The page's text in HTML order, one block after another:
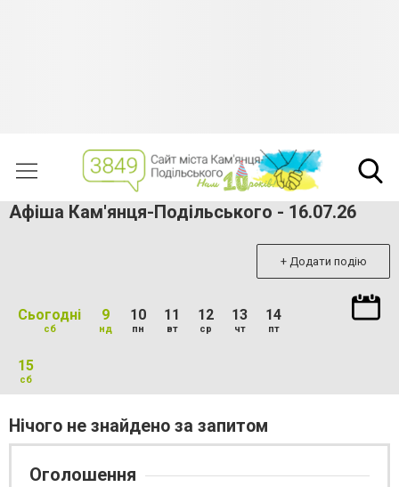
Афіша Кам'янця-Подільського - 16.07.26
+ Додати подію
Сьогодні
сб
9
нд
10
пн
11
вт
12
ср
13
чт
14
пт
15
сб
Нічого не знайдено за запитом
Оголошення